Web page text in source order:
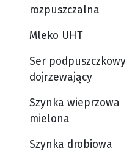
rozpuszczalna
Mleko UHT
Ser podpuszczkowy
dojrzewający
Szynka wieprzowa
mielona
Szynka drobiowa